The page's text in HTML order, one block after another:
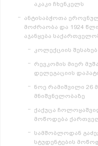
აკაკი ჩხენკელს
ანტისაბჭოთა
მოძრაობა და 1924
აჯანყება
კოლექციის შესახებ
რევკომის მიერ
დელეგაციის
ნოე რამიშვილი 26
მნიშვნელობაზე
ქაქუცა
მოწოდება
სამშობლოდან
სტუდენტების